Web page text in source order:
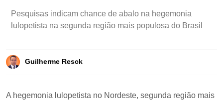
Pesquisas indicam chance de abalo na hegemonia
lulopetista na segunda região mais populosa do Brasil
Guilherme Resck
A hegemonia lulopetista no Nordeste, segunda região mais